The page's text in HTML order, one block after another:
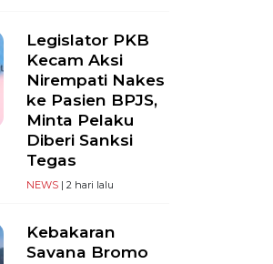
Legislator PKB
Kecam Aksi
Nirempati Nakes
ke Pasien BPJS,
Minta Pelaku
Diberi Sanksi
Tegas
NEWS | 2 hari lalu
Kebakaran
Savana Bromo